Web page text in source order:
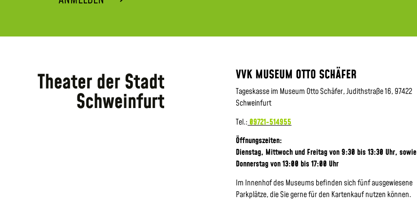
VVK MUSEUM OTTO SCHÄFER
Tageskasse im Museum Otto Schäfer, Judithstraße 16, 97422
Schweinfurt
Tel.: 09721-514955
Öffnungszeiten:
Dienstag, Mittwoch und Freitag von 9:30 bis 13:30 Uhr,sowie
Donnerstag von 13:00 bis 17:00 Uhr
Im Innenhof des Museums befinden sich fünf ausgewiesene
Parkplätze, die Sie gerne für den Kartenkauf nutzen können.